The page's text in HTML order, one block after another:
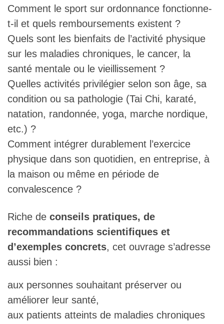
Comment le sport sur ordonnance fonctionne-
t-il et quels remboursements existent ?
Quels sont les bienfaits de l’activité physique
sur les maladies chroniques, le cancer, la
santé mentale ou le vieillissement ?
Quelles activités privilégier selon son âge, sa
condition ou sa pathologie (Tai Chi, karaté,
natation, randonnée, yoga, marche nordique,
etc.) ?
Comment intégrer durablement l’exercice
physique dans son quotidien, en entreprise, à
la maison ou même en période de
convalescence ?
Riche de conseils pratiques, de
recommandations scientifiques et
d’exemples concrets, cet ouvrage s’adresse
aussi bien :
aux personnes souhaitant préserver ou
améliorer leur santé,
aux patients atteints de maladies chroniques